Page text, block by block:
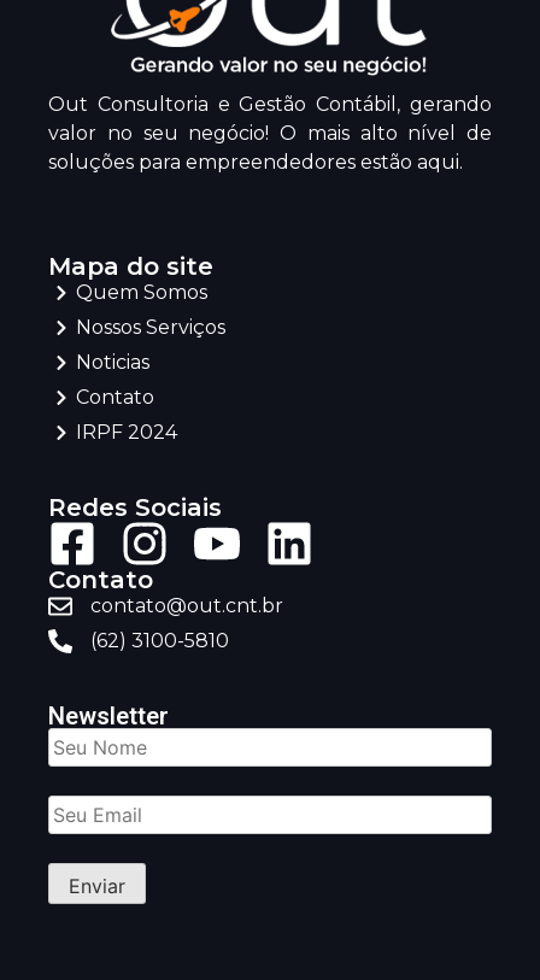
Out Consultoria e Gestão Contábil, gerando
valor no seu negócio! O mais alto nível de
soluções para empreendedores estão aqui.
Mapa do site
Quem Somos
Nossos Serviços
Noticias
Contato
IRPF 2024
Redes Sociais
Contato
contato@out.cnt.br
(62) 3100-5810
Newsletter